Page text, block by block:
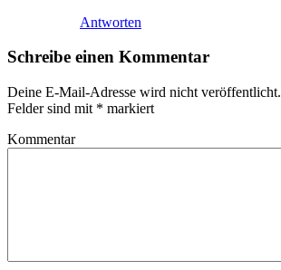
Antworten
Schreibe einen Kommentar
Deine E-Mail-Adresse wird nicht veröffentlicht.
Felder sind mit * markiert
Kommentar